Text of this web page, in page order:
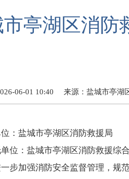
亭湖区消防
06-01 10:40 来源： 盐城市亭湖
：盐城市亭湖区消防救援局
位：盐城市亭湖区消防救援综
步加强消防安全监督管理，规